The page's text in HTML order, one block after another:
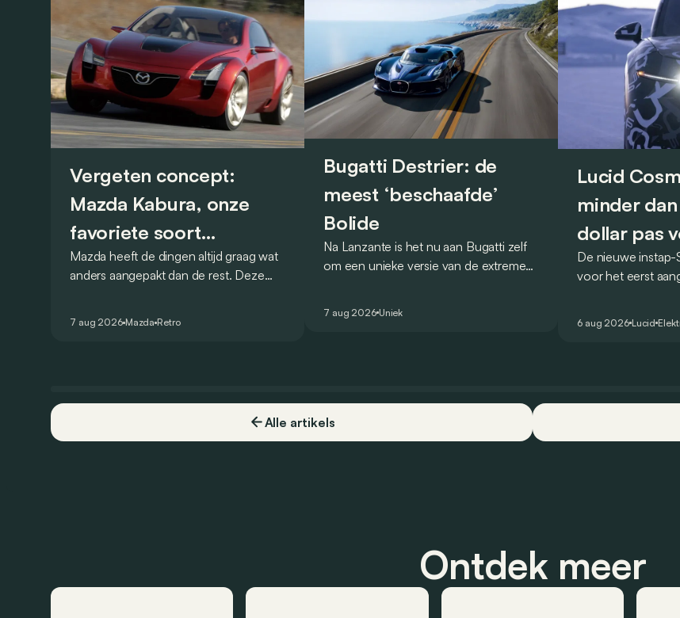
Vergeten concept:
Mazda Kabura, onze
favoriete soort
achterwielaandrijver
Mazda heeft de dingen altijd graag wat
anders aangepakt dan de rest. Deze
wijze.
7 aug 2026 Mazda Retro
Bugatti Destrier: de
meest ‘beschaafde’
Bolide
Na Lanzante is het nu aan Bugatti zelf
om een unieke versie van de extreme
openbare weg.
7 aug 2026 Uniek
Lucid
minder
dollar pas
2027
De nieuwe instap-
voor het eerst
constructeur
6 aug 2026 Lucid
Alle artikels
Ontdek meer